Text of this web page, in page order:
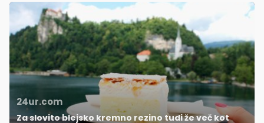
24ur.com
Za slovito blejsko kremno rezino tudi že več kot